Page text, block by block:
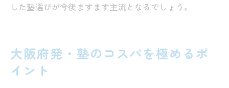
した塾選びが今後ますます主流となるでしょう。
大阪府発・塾のコスパを極めるポ
イント